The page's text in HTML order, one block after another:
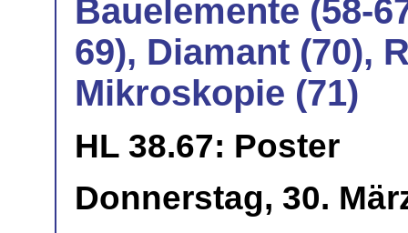
Bauelemente (58-
69), Diamant (70),
Mikroskopie (71)
HL 38.67: Poster
Donnerstag, 30.